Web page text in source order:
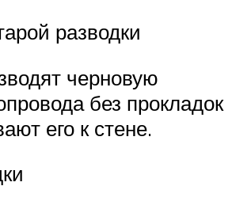
разводки
черновую
без прокладок
его к стене.